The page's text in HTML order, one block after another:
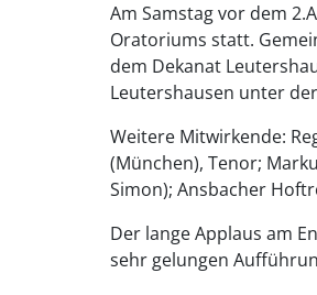
Am Samstag vor dem
Oratoriums statt.
dem Dekanat
Leutershausen unter
Weitere Mitwirkende:
(München), Tenor;
Simon); Ansbacher
Der lange Applaus am
sehr gelungen